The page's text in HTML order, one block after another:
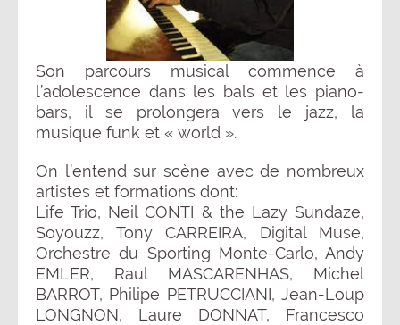
Son parcours musical commence à
l’adolescence dans les bals et les piano-
bars, il se prolongera vers le jazz, la
musique funk et « world ».
On l’entend sur scène avec de nombreux
artistes et formations dont:
Life Trio, Neil CONTI & the Lazy Sundaze,
Soyouzz, Tony CARREIRA, Digital Muse,
Orchestre du Sporting Monte-Carlo, Andy
EMLER, Raul MASCARENHAS, Michel
BARROT, Philipe PETRUCCIANI, Jean-Loup
LONGNON, Laure DONNAT, Francesco